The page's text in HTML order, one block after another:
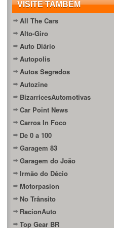
VISITE TAMBÉM
All The Cars
Alto-Giro
Auto Diário
Autopolis
Autos Segredos
Autozine
BizarricesAutomotivas
Car Point News
Carros In Foco
De 0 a 100
Garagem 83
Garagem do João
Irmão do Décio
Motorpasion
No Trânsito
RacionAuto
Top Gear BR